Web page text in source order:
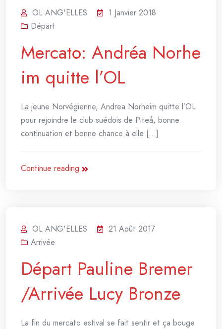
OL ANG'ELLES
1 Janvier 2018
Départ
Mercato: Andréa Norhe
im quitte l’OL
La jeune Norvégienne, Andrea Norheim quitte l’OL
pour rejoindre le club suédois de Piteå, bonne
continuation et bonne chance à elle [...]
Continue reading
OL ANG'ELLES
21 Août 2017
Arrivée
Départ Pauline Bremer
/Arrivée Lucy Bronze
La fin du mercato estival se fait sentir et ça bouge